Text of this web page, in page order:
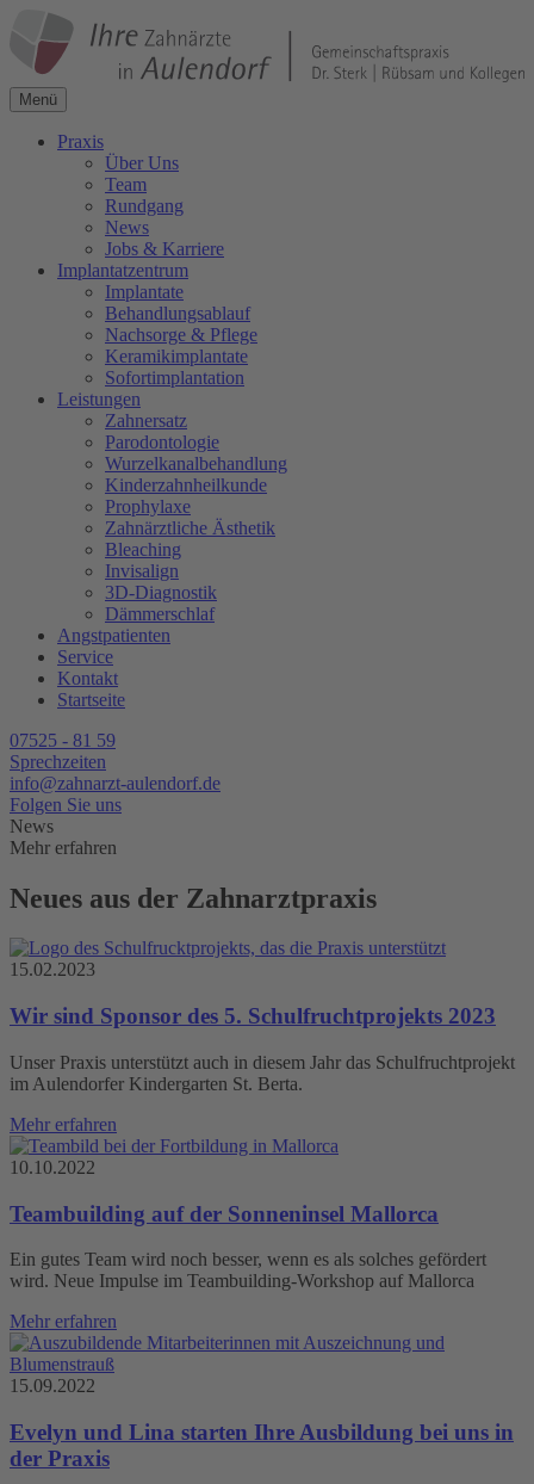
Menü
Praxis
Über Uns
Team
Rundgang
News
Jobs & Karriere
Implantatzentrum
Implantate
Behandlungsablauf
Nachsorge & Pflege
Keramikimplantate
Sofortimplantation
Leistungen
Zahnersatz
Parodontologie
Wurzelkanalbehandlung
Kinderzahnheilkunde
Prophylaxe
Zahnärztliche Ästhetik
Bleaching
Invisalign
3D-Diagnostik
Dämmerschlaf
Angstpatienten
Service
Kontakt
Startseite
07525 - 81 59
Sprechzeiten
info@zahnarzt-aulendorf.de
Folgen Sie uns
News
Mehr erfahren
Neues aus der Zahnarztpraxis
15.02.2023
Wir sind Sponsor des 5. Schulfruchtprojekts 2023
Unser Praxis unterstützt auch in diesem Jahr das Schulfruchtprojekt
im Aulendorfer Kindergarten St. Berta.
Mehr erfahren
10.10.2022
Teambuilding auf der Sonneninsel Mallorca
Ein gutes Team wird noch besser, wenn es als solches gefördert
wird. Neue Impulse im Teambuilding-Workshop auf Mallorca
Mehr erfahren
15.09.2022
Evelyn und Lina starten Ihre Ausbildung bei uns in
der Praxis